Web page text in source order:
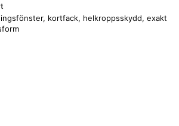
kortfack, helkroppsskydd, exakt